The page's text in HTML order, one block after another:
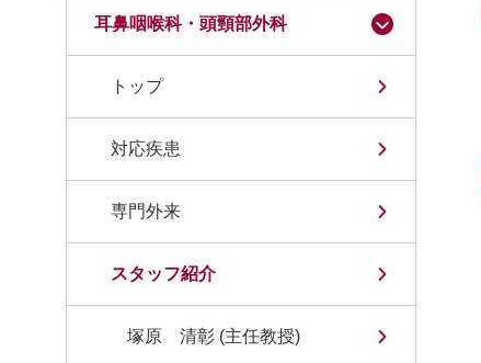
耳鼻咽喉科・頭頸部外科
トップ
対応疾患
専門外来
スタッフ紹介
塚原 清彰 (主任教授)